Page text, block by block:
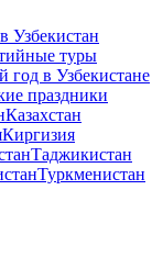
Узбекистан
туры
год в Узбекистане
праздники
Казахстан
Киргизия
Таджикистан
Туркменистан